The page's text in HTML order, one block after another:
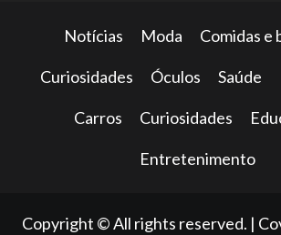
Notícias Moda Comidas e
Curiosidades Óculos Saúde
Carros Curiosidades
Entretenimento
Copyright © All rights reserved. |